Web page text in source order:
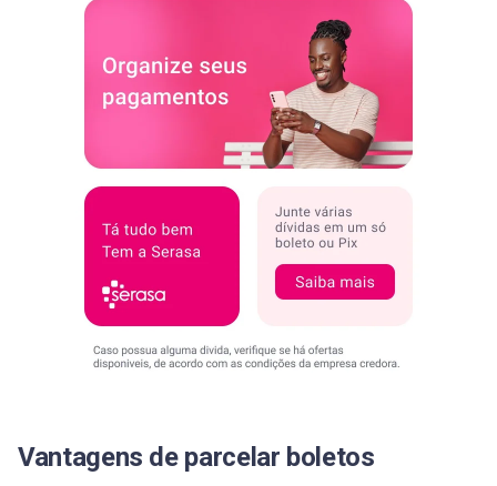
Vantagens de parcelar boletos